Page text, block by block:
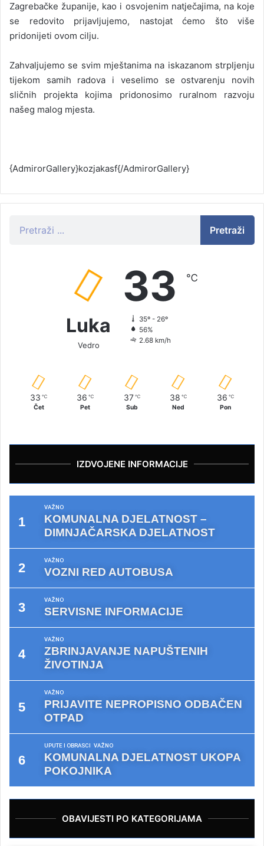
Zagrebačke županije, kao i osvojenim natječajima, na koje
se redovito prijavljujemo, nastojat ćemo što više
pridonijeti ovom cilju.
Zahvaljujemo se svim mještanima na iskazanom strpljenju
tijekom samih radova i veselimo se ostvarenju novih
sličnih projekta kojima pridonosimo ruralnom razvoju
našeg malog mjesta.
{AdmirorGallery}kozjakasf{/AdmirorGallery}
Pretraži
Luka
Vedro
33 ℃
35º - 26º
56%
2.68 km/h
33 ℃
Čet
36 ℃
Pet
37 ℃
Sub
38 ℃
Ned
36 ℃
Pon
IZDVOJENE INFORMACIJE
VAŽNO
KOMUNALNA DJELATNOST –
DIMNJAČARSKA DJELATNOST
VAŽNO
VOZNI RED AUTOBUSA
VAŽNO
SERVISNE INFORMACIJE
VAŽNO
ZBRINJAVANJE NAPUŠTENIH
ŽIVOTINJA
VAŽNO
PRIJAVITE NEPROPISNO ODBAČEN
OTPAD
UPUTE I OBRASCI VAŽNO
KOMUNALNA DJELATNOST UKOPA
POKOJNIKA
OBAVIJESTI PO KATEGORIJAMA